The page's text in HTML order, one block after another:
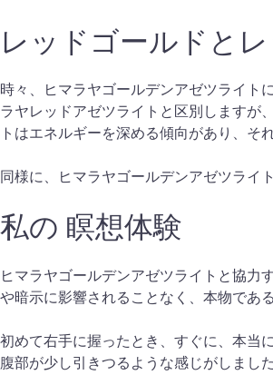
レッドゴールドと
時々、ヒマラヤゴールデンアゼツライト
ラヤレッドアゼツライトと区別しますが
トはエネルギーを深める傾向があり、そ
同様に、ヒマラヤゴールデンアゼツライ
私の 瞑想体験
ヒマラヤゴールデンアゼツライトと協力
や暗示に影響されることなく、本物であ
初めて右手に握ったとき、すぐに、本当
腹部が少し引きつるような感じがしまし